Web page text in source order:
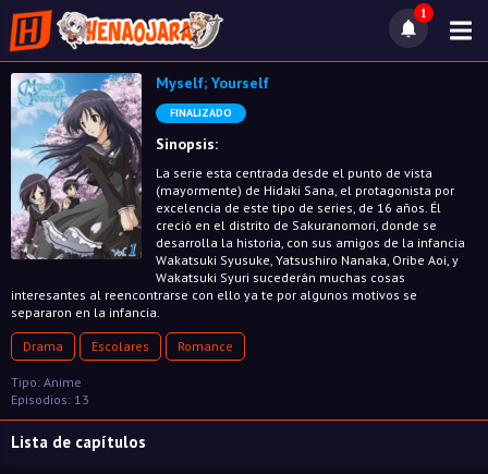
1
Myself; Yourself
FINALIZADO
Sinopsis:
La serie esta centrada desde el punto de vista
(mayormente) de Hidaki Sana, el protagonista por
excelencia de este tipo de series, de 16 años. Él
creció en el distrito de Sakuranomori, donde se
desarrolla la historia, con sus amigos de la infancia
Wakatsuki Syusuke, Yatsushiro Nanaka, Oribe Aoi, y
Wakatsuki Syuri sucederán muchas cosas
interesantes al reencontrarse con ello ya te por algunos motivos se
separaron en la infancia.
Drama Escolares Romance
Tipo: Anime
Episodios: 13
Lista de capítulos